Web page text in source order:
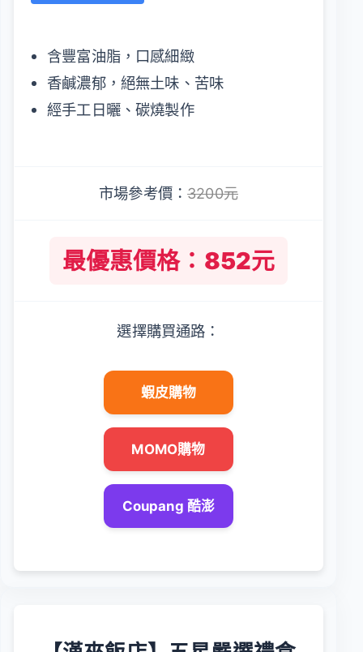
含豐富油脂，口感細緻
香鹹濃郁，絕無土味、苦味
經手工日曬、碳燒製作
市場參考價：3200元
最優惠價格：852元
選擇購買通路：
蝦皮購物
MOMO購物
Coupang 酷澎